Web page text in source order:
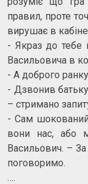
правил, проте
вирушає в
- Якраз до тебе
Васильовича в
- А доброго
- Дзвонив
– стримано
- Сам
вони нас, або
Васильович. –
поговоримо.
….